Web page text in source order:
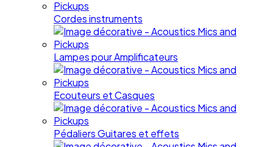
Cordes instruments
Lampes pour Amplificateurs
Ecouteurs et Casques
Pédaliers Guitares et effets